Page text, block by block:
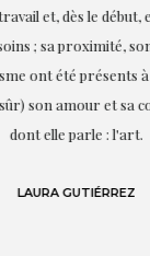
et, dès le début,
; sa proximité,
ont été présents à
son amour et sa
dont elle parle : l'art.
LAURA GUTIÉRREZ